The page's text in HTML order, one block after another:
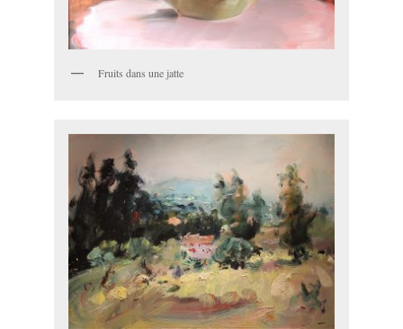
Fruits dans une jatte